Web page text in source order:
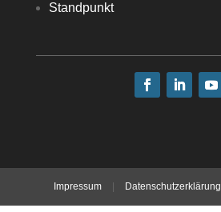
Standpunkt
Impressum Datenschutzerklärung